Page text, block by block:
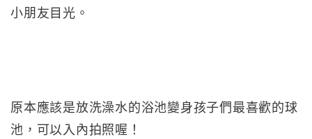
小朋友目光。
原本應該是放洗澡水的浴池變身孩子們最喜歡的球
池，可以入內拍照喔！